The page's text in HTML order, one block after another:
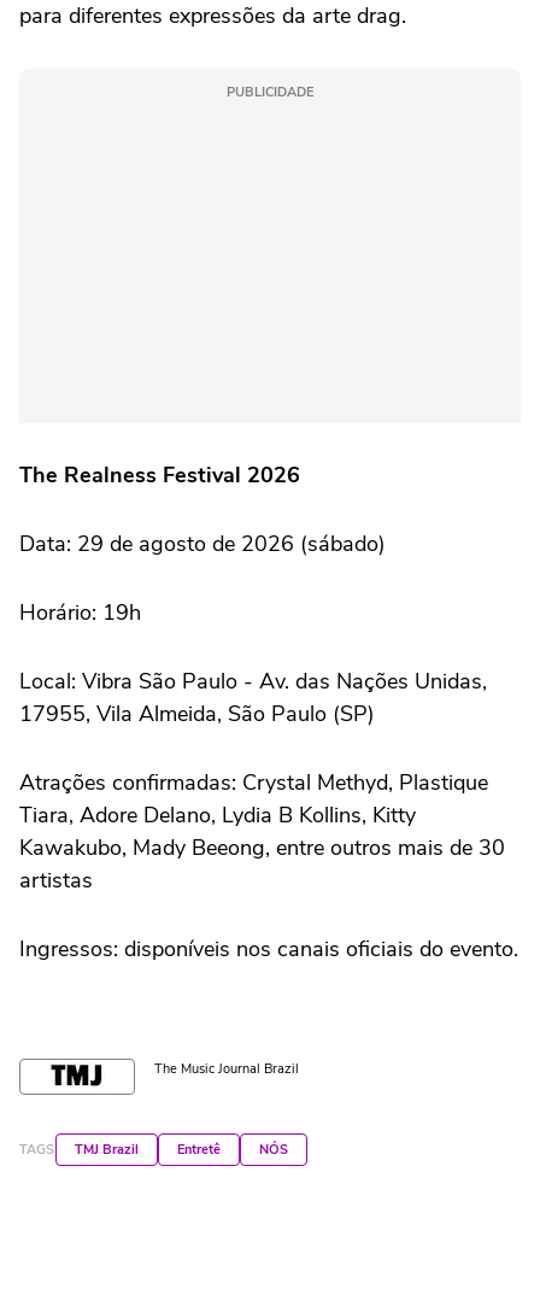
para diferentes expressões da arte drag.
PUBLICIDADE
The Realness Festival 2026
Data: 29 de agosto de 2026 (sábado)
Horário: 19h
Local: Vibra São Paulo - Av. das Nações Unidas,
17955, Vila Almeida, São Paulo (SP)
Atrações confirmadas: Crystal Methyd, Plastique
Tiara, Adore Delano, Lydia B Kollins, Kitty
Kawakubo, Mady Beeong, entre outros mais de 30
artistas
Ingressos: disponíveis nos canais oficiais do evento.
The Music Journal Brazil
TAGS TMJ Brazil Entretê NÓS